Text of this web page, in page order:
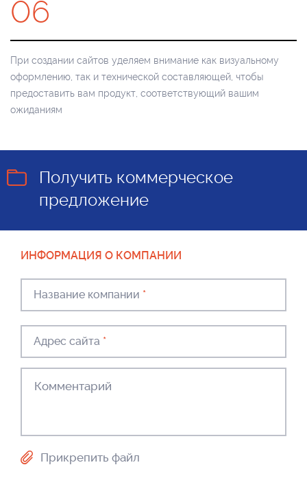
06
При создании сайтов уделяем внимание как визуальному
оформлению, так и технической составляющей, чтобы
предоставить вам продукт, соответствующий вашим
ожиданиям
Получить коммерческое
предложение
ИНФОРМАЦИЯ О КОМПАНИИ
Название компании *
Адрес сайта *
Прикрепить файл